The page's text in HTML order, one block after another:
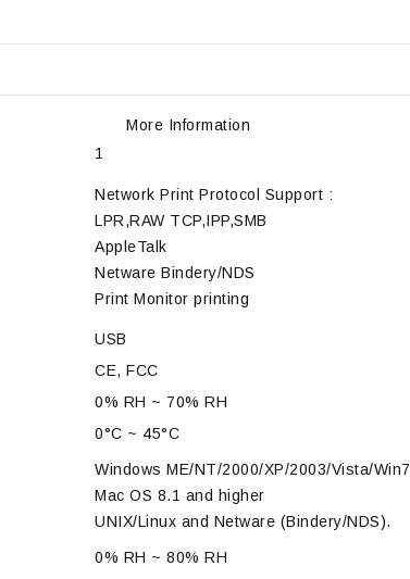
More Information
1
Network Print Protocol Support :
LPR,RAW TCP,IPP,SMB
AppleTalk
Netware Bindery/NDS
Print Monitor printing
USB
CE, FCC
0% RH ~ 70% RH
0°C ~ 45°C
Windows ME/NT/2000/XP/2003/Vista/Win7
Mac OS 8.1 and higher
UNIX/Linux and Netware (Bindery/NDS).
0% RH ~ 80% RH